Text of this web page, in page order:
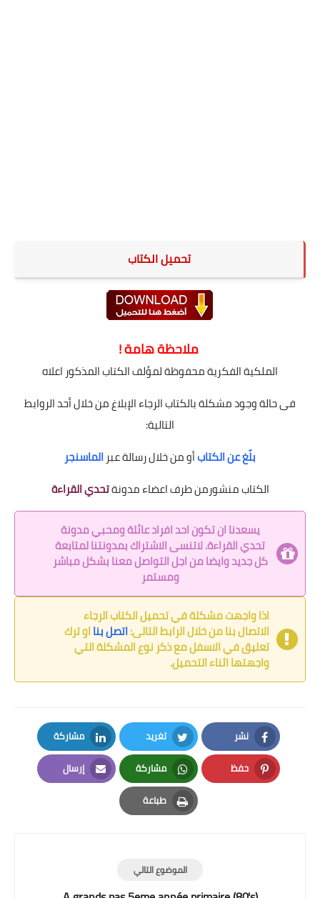
تحميل الكتاب
ملاحظة هامة !
الملكية الفكرية محفوظة لمؤلف الكتاب المذكور اعلاه
فى حالة وجود مشكلة بالكتاب الرجاء الإبلاغ من خلال أحد الروابط
التالية:
بلّغ عن الكتابأو من خلال رسالة عبر الماسنجر
الكتاب منشورمن طرف اعضاء مدونةتحدي القراءة
يسعدنا ان تكون احد افراد عائلة ومحبي مدونة
تحدي القراءة. لاتنسى الاشتراك بمدونتنا لمتابعة
كل جديد وايضا من اجل التواصل معنا بشكل مباشر
ومستمر
اذا واجهت مشكلة في تحميل الكتاب الرجاء
الاتصال بنا من خلال الرابط التالى:اتصل بنااو ترك
تعليق في الاسفل مع ذكر نوع المشكلة التي
واجهتها اثناء التحميل.
نشر
Facebook
تغريد
Twitter
مشاركة
LinkedIn
حفظ
Pinterest
مشاركة
Whatsapp
إرسال
Email
طباعة
Print
الموضوع التالي